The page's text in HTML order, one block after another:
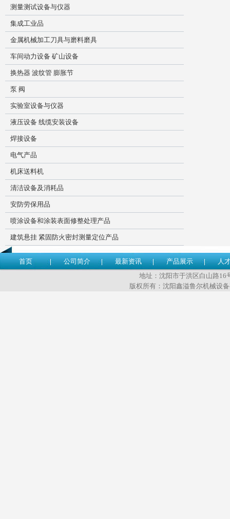
测量测试设备与仪器
集成工业品
金属机械加工刀具与磨料磨具
车间动力设备 矿山设备
换热器 波纹管 膨胀节
泵 阀
实验室设备与仪器
液压设备 线缆安装设备
焊接设备
电气产品
机床送料机
清洁设备及消耗品
安防劳保用品
喷涂设备和涂装表面修整处理产品
建筑悬挂 紧固防火密封测量定位产品
首页 公司简介 最新资讯 产品展示
人
地址：沈阳市于洪区白山路16
版权所有：沈阳鑫溢鲁尔机械设